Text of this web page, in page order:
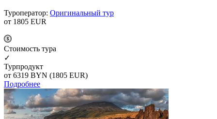
Туроператор: Оригинальный тур
от 1805 EUR
Cтоимость тура
✓
Турпродукт
от 6319 BYN (1805 EUR)
Подробнее